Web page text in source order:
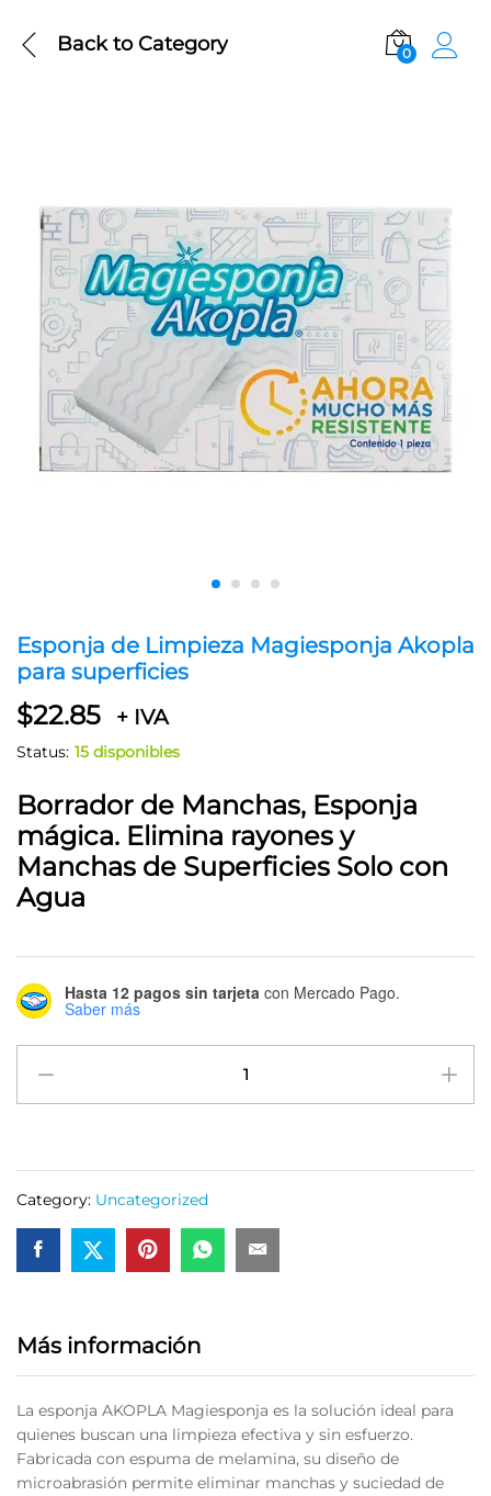
Back toCategory 0
Esponja de Limpieza Magiesponja Akopla
para superficies
$22.85 + IVA
Status: 15 disponibles
Borrador de Manchas, Esponja
mágica. Elimina rayones y
Manchas de Superficies Solo con
Agua
Hasta 12 pagos sin tarjeta con Mercado Pago.
Saber más
Limpieza
para
superficies
quantity
Category: Uncategorized
Más información
La esponja AKOPLA Magiesponja es la solución ideal para
quienes buscan una limpieza efectiva y sin esfuerzo.
Fabricada con espuma de melamina, su diseño de
microabrasión permite eliminar manchas y suciedad de